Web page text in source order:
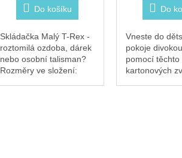
Do košíku
Skládačka Malý T-Rex -
roztomilá ozdoba, dárek
nebo osobní talisman?
Rozměry ve složení:
Do
Vneste do
pokoje
pomocí těchto
kartonových